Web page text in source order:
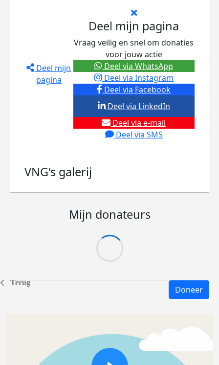
Terug
Deel mijn
pagina
Deel mijn pagina
Vraag veilig en snel om donaties
voor jouw actie
Deel via Facebook
Deel via Instagram
Deel via e-mail
Deel via SMS
Deel via LinkedIn
Deel via WhatsApp
VNG's galerij
Mijn donateurs
Doneer